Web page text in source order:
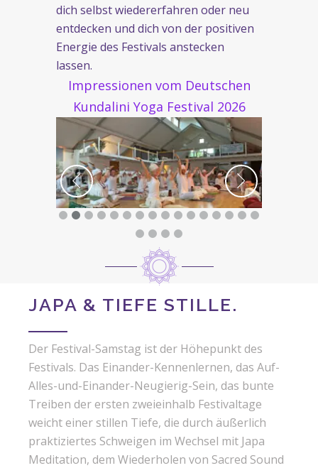
dich selbst wiedererfahren oder neu
entdecken und dich von der positiven
Energie des Festivals anstecken
lassen.
Impressionen vom Deutschen
Kundalini Yoga Festival 2026
JAPA & TIEFE STILLE.
Der Festival-Samstag ist der Höhepunkt des
Festivals. Das Einander-Kennenlernen, das Auf-
Alles-und-Einander-Neugierig-Sein, das bunte
Treiben der ersten zweieinhalb Festivaltage
weicht einer stillen Tiefe, die durch äußerlich
praktiziertes Schweigen im Wechsel mit Japa
Meditation, dem Wiederholen von Sacred Sound